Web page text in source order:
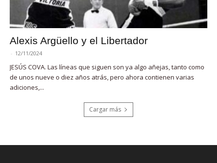
Alexis Argüello y el Libertador
- 12/11/2024
JESÚS COVA. Las líneas que siguen son ya algo añejas, tanto como
de unos nueve o diez años atrás, pero ahora contienen varias
adiciones,...
Cargar más